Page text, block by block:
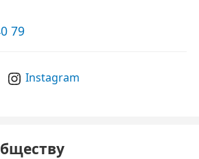
79
Instagram